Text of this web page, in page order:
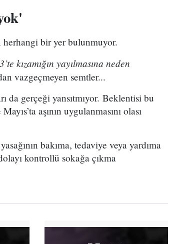
herhangi bir yer bulunmuyor.
kızamığın yayılmasına neden
vazgeçmeyen semtler...
da gerçeği yansıtmıyor. Beklentisi bu
aşının uygulanmasını olası
bakıma, tedaviye veya yardıma
kontrollü sokağa çıkma